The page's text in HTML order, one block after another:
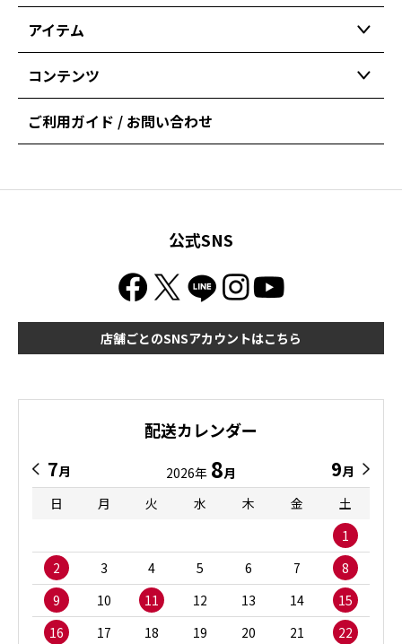
アイテム
コンテンツ
ご利用ガイド / お問い合わせ
公式SNS
店舗ごとのSNSアカウントはこちら
配送カレンダー
7月 2026年 8月 9月
日
月 火 水 木 金
土
1
2
3 4 5 6 7
8
9
10 11 12 13 14
15
16
17 18 19 20 21 22